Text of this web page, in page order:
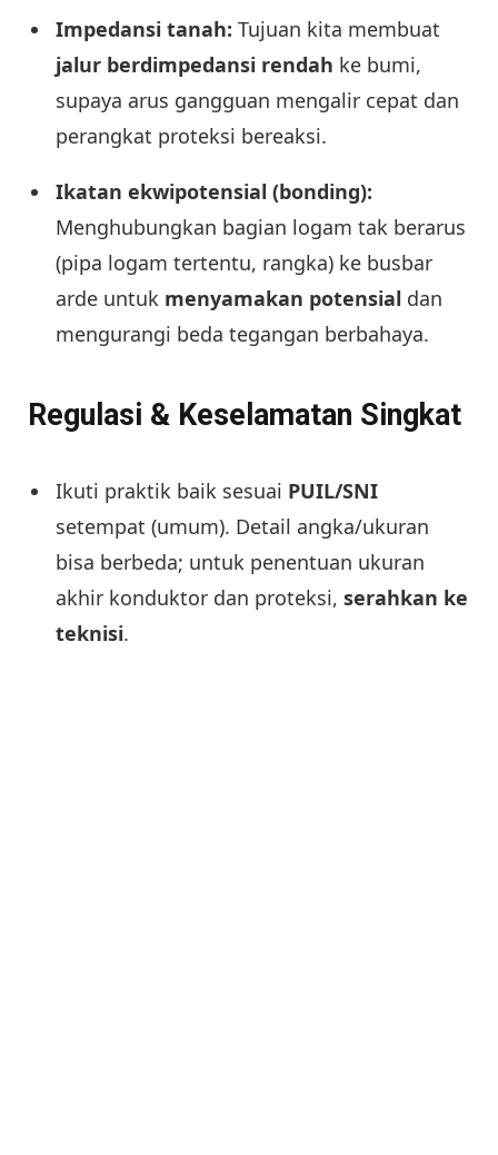
Impedansi tanah: Tujuan kita membuat
jalur berdimpedansi rendah ke bumi,
supaya arus gangguan mengalir cepat dan
perangkat proteksi bereaksi.
Ikatan ekwipotensial (bonding):
Menghubungkan bagian logam tak berarus
(pipa logam tertentu, rangka) ke busbar
arde untuk menyamakan potensial dan
mengurangi beda tegangan berbahaya.
Regulasi & Keselamatan Singkat
Ikuti praktik baik sesuai PUIL/SNI
setempat (umum). Detail angka/ukuran
bisa berbeda; untuk penentuan ukuran
akhir konduktor dan proteksi, serahkan ke
teknisi.